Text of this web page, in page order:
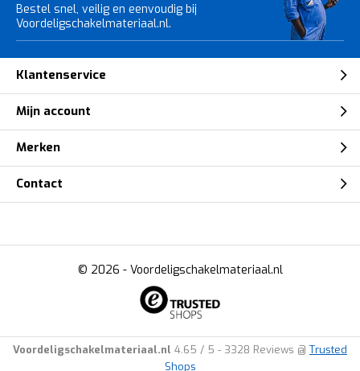
Bestel snel, veilig en eenvoudig bij
Voordeligschakelmateriaal.nl.
Klantenservice
Mijn account
Merken
Contact
© 2026 - Voordeligschakelmateriaal.nl
Voordeligschakelmateriaal.nl 4.65 / 5 - 3328 Reviews @ Trusted
Shops